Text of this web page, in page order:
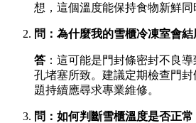
想，這個溫度能保持食物新鮮同
問：為什麼我的雪櫃冷凍室會結
答 ：這可能是門封條密封不良
孔堵塞所致。建議定期檢查門
題持續應尋求專業維修。
問：如何判斷雪櫃溫度是否正常